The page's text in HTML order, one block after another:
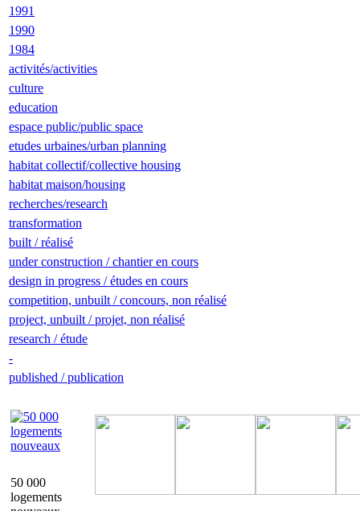
1991
1990
1984
activités/activities
culture
education
espace public/public space
etudes urbaines/urban planning
habitat collectif/collective housing
habitat maison/housing
recherches/research
transformation
built / réalisé
under construction / chantier en cours
design in progress / études en cours
competition, unbuilt / concours, non réalisé
project, unbuilt / projet, non réalisé
research / étude
-
published / publication
50 000
logements